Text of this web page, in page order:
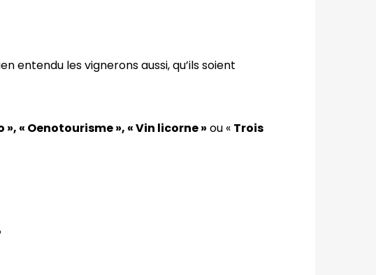
entendu les vignerons aussi, qu’ils soient
», « Oenotourisme », « Vin licorne » ou « Trois